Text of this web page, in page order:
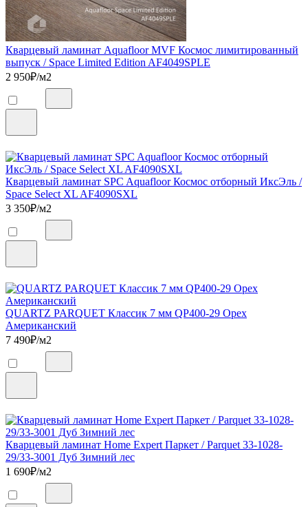
Кварцевый ламинат Aquafloor MVF Космос лимитированный
выпуск / Space Limited Edition AF4049SPLE
2 950₽/м2
Кварцевый ламинат SPC Aquafloor Космос отборный ИксЭль /
Space Select XL AF4090SXL
3 350₽/м2
QUARTZ PARQUET Классик 7 мм QP400-29 Орех
Американский
7 490₽/м2
Кварцевый ламинат Home Expert Паркет / Parquet 33-1028-
29/33-3001 Дуб Зимний лес
1 690₽/м2